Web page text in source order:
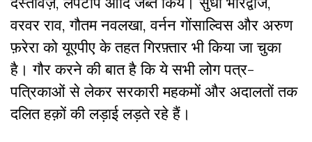
वरवर राव,गौतम नवलखा,वर्नन गोंसाल्विस और अरुण
फ़रेरा को यूएपीए के तहत गिरफ़्तार भी किया जा चुका
है। गौर करने की बात है कि ये सभी लोग पत्र-
पत्रिकाओं से लेकर सरकारी महकमों और अदालतों तक
दलित हक़ों की लड़ाई लड़ते रहे हैं।